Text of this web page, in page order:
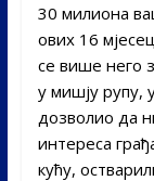
30 милиона
ових 16
се више него
у мишју рупу,
дозволио да
интереса
кућу,